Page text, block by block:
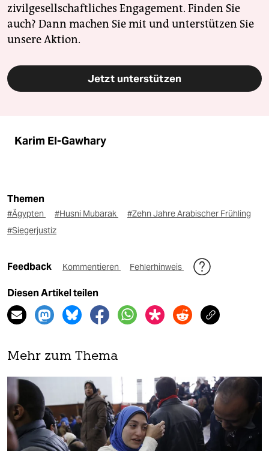
zivilgesellschaftliches Engagement. Finden Sie
auch? Dann machen Sie mit und unterstützen Sie
unsere Aktion.
Jetzt unterstützen
Karim El-Gawhary
Themen
#Ägypten #Husni Mubarak
#Zehn Jahre Arabischer Frühling
#Siegerjustiz
Feedback Kommentieren Fehlerhinweis
Diesen Artikel teilen
Mehr zum Thema